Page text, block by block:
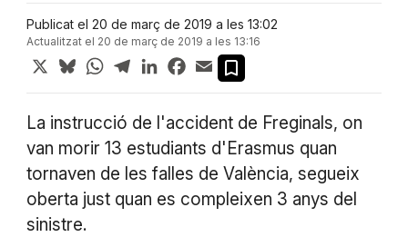
Publicat el 20 de març de 2019 a les 13:02
Actualitzat el 20 de març de 2019 a les 13:16
X BlueskyWhatsApp
TelegramLinkedInFacebook
Email
La instrucció de l'accident de Freginals, on
van morir 13 estudiants d'Erasmus quan
tornaven de les falles de València, segueix
oberta just quan es compleixen 3 anys del
sinistre.